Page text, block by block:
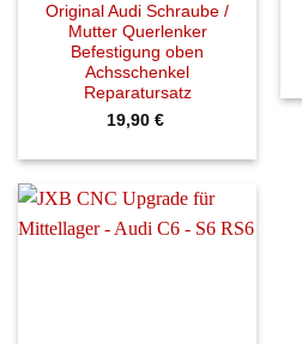
Original Audi Schraube /
Mutter Querlenker
Befestigung oben
Achsschenkel
Reparatursatz
19,90 €